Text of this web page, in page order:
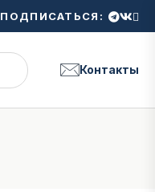
ПОДПИСАТЬСЯ:
Контакты